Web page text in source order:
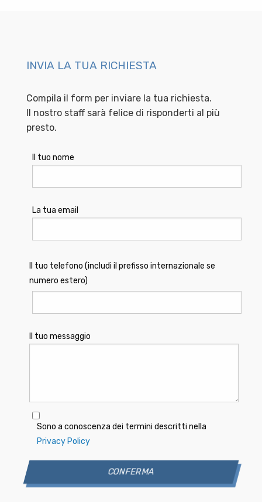
INVIA LA TUA RICHIESTA
Compila il form per inviare la tua richiesta.
Il nostro staff sarà felice di risponderti al più
presto.
Il tuo nome
La tua email
Il tuo telefono (includi il prefisso internazionale se
numero estero)
Il tuo messaggio
Sono a conoscenza dei termini descritti nella
Privacy Policy